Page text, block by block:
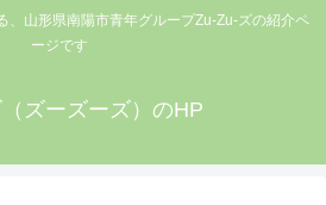
、山形県南陽市青年グループZu-Zu-ズの紹介ペ
ージです
ズーズーズ）のHP